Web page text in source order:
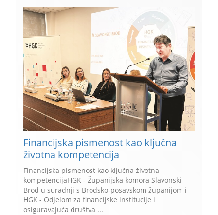
Financijska pismenost kao ključna
životna kompetencija
Financijska pismenost kao ključna životna
kompetencijaHGK - Županijska komora Slavonski
Brod u suradnji s Brodsko-posavskom županijom i
HGK - Odjelom za financijske institucije i
osiguravajuća društva ...